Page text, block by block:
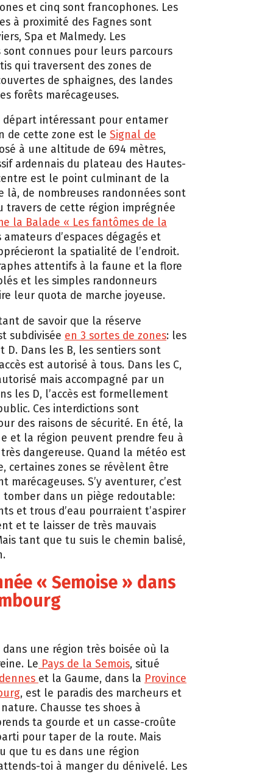
et cinq sont francophones. Les
à proximité des Fagnes sont
Spa et Malmedy. Les
sont connues pour leurs parcours
qui traversent des zones de
de sphaignes, des landes
forêts marécageuses.
départ intéressant pour entamer
de cette zone est le Signal de
à une altitude de 694 mètres,
ardennais du plateau des Hautes-
est le point culminant de la
là, de nombreuses randonnées sont
travers de cette région imprégnée
la Balade « Les fantômes de la
amateurs d’espaces dégagés et
la spatialité de l’endroit.
attentifs à la faune et la flore
et les simples randonneurs
leur quota de marche joyeuse.
de savoir que la réserve
subdivisée en 3 sortes de zones: les
D. Dans les B, les sentiers sont
est autorisé à tous. Dans les C,
mais accompagné par un
les D, l’accès est formellement
Ces interdictions sont
des raisons de sécurité. En été, la
et la région peuvent prendre feu à
dangereuse. Quand la météo est
certaines zones se révèlent être
marécageuses. S’y aventurer, c’est
tomber dans un piège redoutable:
et trous d’eau pourraient t’aspirer
et te laisser de très mauvais
tant que tu suis le chemin balisé,
« Semoise » dans
dans une région très boisée où la
Le Pays de la Semois, situé
et la Gaume, dans la Province
, est le paradis des marcheurs et
Chausse tes shoes à
ta gourde et un casse-croûte
pour taper de la route. Mais
que tu es dans une région
toi à manger du dénivelé. Les